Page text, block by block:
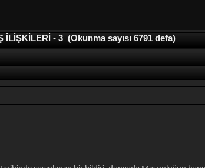
- 3 (Okunma sayısı 6791 defa)